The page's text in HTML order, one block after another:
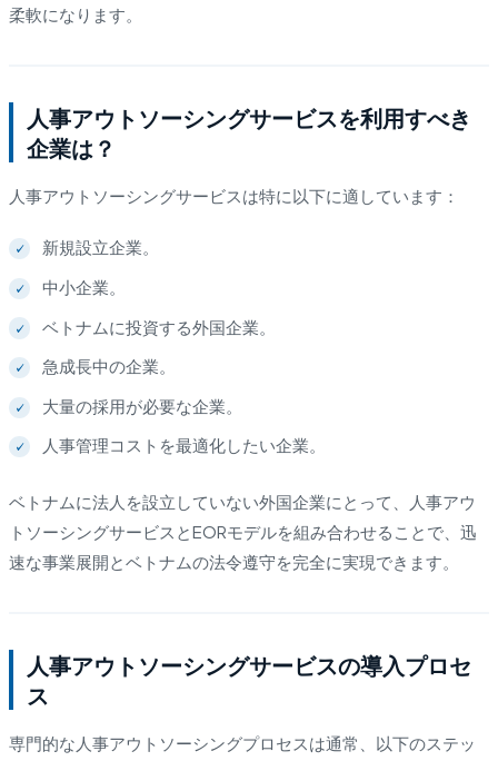
柔軟になります。
人事アウトソーシングサービスを利用すべき
企業は？
人事アウトソーシングサービスは特に以下に適しています：
新規設立企業。
中小企業。
ベトナムに投資する外国企業。
急成長中の企業。
大量の採用が必要な企業。
人事管理コストを最適化したい企業。
ベトナムに法人を設立していない外国企業にとって、人事アウ
トソーシングサービスとEORモデルを組み合わせることで、迅
速な事業展開とベトナムの法令遵守を完全に実現できます。
人事アウトソーシングサービスの導入プロセ
ス
専門的な人事アウトソーシングプロセスは通常、以下のステッ